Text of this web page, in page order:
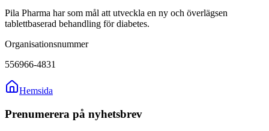
Pila Pharma har som mål att utveckla en ny och överlägsen
tablettbaserad behandling för diabetes.
Organisationsnummer
556966-4831
Hemsida
Prenumerera på nyhetsbrev